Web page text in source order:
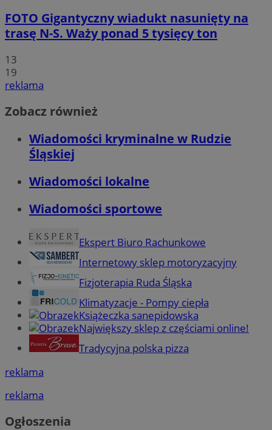
FOTO Gigantyczny wiadukt nasunięty na
trasę N-S. Waży ponad 5 tysięcy ton
13
19
reklama
Zobacz również
Wiadomości kryminalne w Rudzie
Śląskiej
Wiadomości lokalne
Wiadomości sportowe
Ekspert Biuro Rachunkowe
Internetowy sklep motoryzacyjny
Fizjoterapia Ruda Śląska
Klimatyzacje - Pompy ciepła
Książeczka sanepidowska
Największy sklep z częściami online!
Tradycyjna polska pizza
reklama
reklama
Ogłoszenia